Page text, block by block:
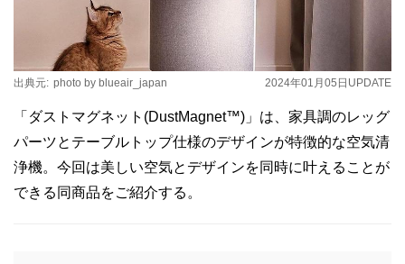
2024年01月05日 UPDATE
出典元: photo by blueair_japan
「ダストマグネット(DustMagnet™)」は、家具調のレッグ
パーツとテーブルトップ仕様のデザインが特徴的な空気清
浄機。今回は美しい空気とデザインを同時に叶えることが
できる同商品をご紹介する。